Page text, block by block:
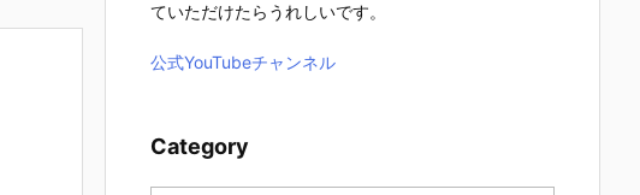
ていただけたらうれしいです。
公式YouTubeチャンネル
Category